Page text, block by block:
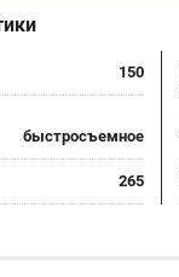
150
быстросъемное
265